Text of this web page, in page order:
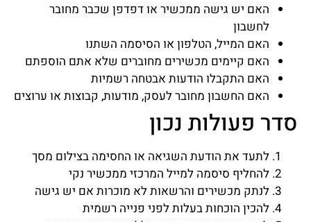
האם יש גישה ממכשיר או דפדפן שכבר מחובר
לחשבון
האם המייל, הטלפון או הסיסמה השתנו
האם קיימים מכשירים מחוברים שלא אתם הוספתם
האם התקבלו הודעות אבטחה רשמיות
האם החשבון מחובר לעסק, מודעות, קבוצות או ערוצים
סדר פעולות נכון
לתעד את הודעת השגיאה או החסימה בצילום מסך
להחליף סיסמה למייל המרכזי ממכשיר נקי
לנתק מכשירים והרשאות לא מוכרות אם יש גישה
להכין הוכחות בעלות לפני פנייה רשמית